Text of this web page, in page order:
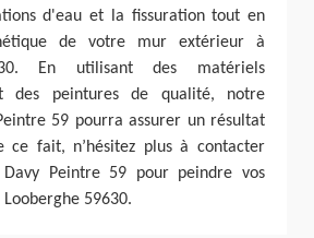
d'eau et la fissuration tout en
de votre mur extérieur à
En utilisant des matériels
des peintures de qualité, notre
59 pourra assurer un résultat
ce fait, n’hésitez plus à contacter
Peintre 59 pour peindre vos
59630.